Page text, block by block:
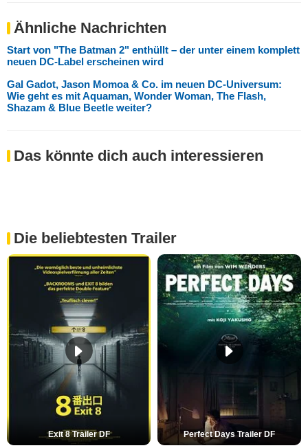
Ähnliche Nachrichten
Start von "The Batman 2" enthüllt – der unter einem komplett
neuen DC-Label erscheinen wird
Gal Gadot, Jason Momoa & Co. im neuen DC-Universum:
Wie geht es mit Aquaman, Wonder Woman, The Flash,
Shazam & Blue Beetle weiter?
Das könnte dich auch interessieren
Die beliebtesten Trailer
Exit 8 Trailer DF Perfect Days Trailer DF